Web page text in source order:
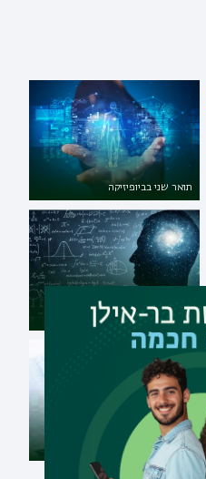
תואר שני בביופיזיקה
תואר שני במתמטיקה במגמת מדעי
הנתונים
תואר שני במדעי המחשב